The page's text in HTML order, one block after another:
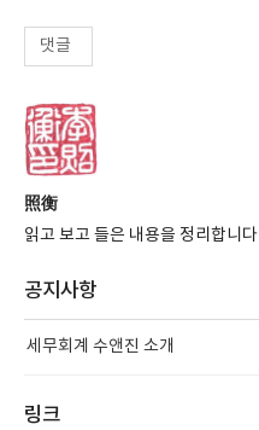
댓글
照衡
읽고 보고 들은 내용을 정리합니다
공지사항
세무회계 수앤진 소개
링크